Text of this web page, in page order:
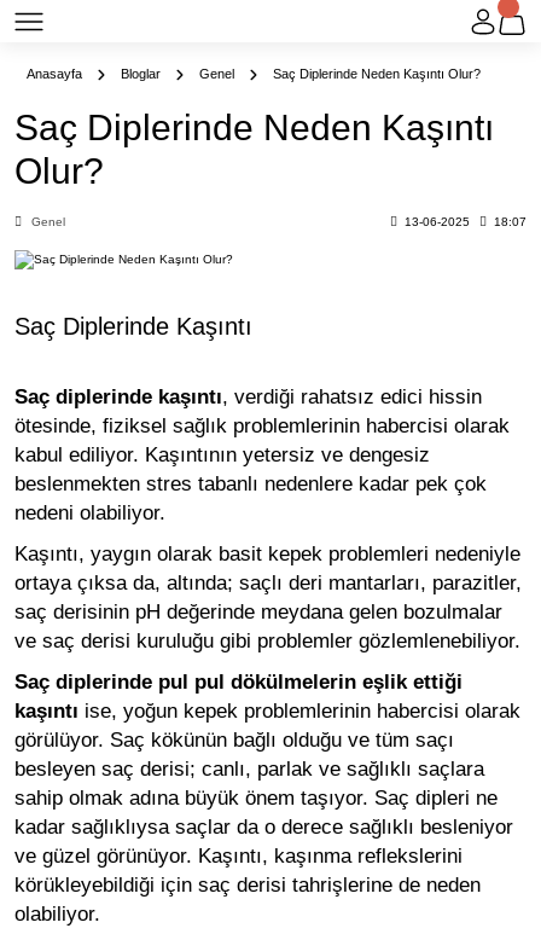
Anasayfa Bloglar Genel Saç Diplerinde Neden Kaşıntı Olur?
Saç Diplerinde Neden Kaşıntı
Olur?
Genel 13-06-2025 18:07
Saç Diplerinde Kaşıntı
Saç diplerinde kaşıntı, verdiği rahatsız edici hissin
ötesinde, fiziksel sağlık problemlerinin habercisi olarak
kabul ediliyor. Kaşıntının yetersiz ve dengesiz
beslenmekten stres tabanlı nedenlere kadar pek çok
nedeni olabiliyor.
Kaşıntı, yaygın olarak basit kepek problemleri nedeniyle
ortaya çıksa da, altında; saçlı deri mantarları, parazitler,
saç derisinin pH değerinde meydana gelen bozulmalar
ve saç derisi kuruluğu gibi problemler gözlemlenebiliyor.
Saç diplerinde pul pul dökülmelerin eşlik ettiği
kaşıntı ise, yoğun kepek problemlerinin habercisi olarak
görülüyor. Saç kökünün bağlı olduğu ve tüm saçı
besleyen saç derisi; canlı, parlak ve sağlıklı saçlara
sahip olmak adına büyük önem taşıyor. Saç dipleri ne
kadar sağlıklıysa saçlar da o derece sağlıklı besleniyor
ve güzel görünüyor. Kaşıntı, kaşınma reflekslerini
körükleyebildiği için saç derisi tahrişlerine de neden
olabiliyor.